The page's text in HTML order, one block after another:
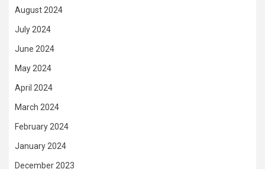
August 2024
July 2024
June 2024
May 2024
April 2024
March 2024
February 2024
January 2024
December 2023